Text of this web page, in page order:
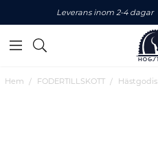
Leverans inom 2-4 dagar
Hem FODERTILLSKOTT Hästgodis